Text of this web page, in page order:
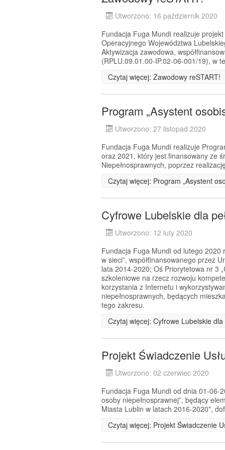
Utworzono: 16 październik 2020
Fundacja Fuga Mundi realizuje
Operacyjnego Województwa
Aktywizacja zawodowa,
(RPLU.09.01.00-IP.02-06-001/19), w
Czytaj więcej: Zawodowy reSTART!
Program „Asystent
Utworzono: 27 listopad 2020
Fundacja Fuga Mundi realizuje
oraz 2021, który jest finansowany ze
Niepełnosprawnych, poprzez
Czytaj więcej: Program „Asystent
Cyfrowe Lubelskie dla
Utworzono: 12 luty 2020
Fundacja Fuga Mundi od lutego 2020
w sieci”, współfinansowanego przez
lata 2014-2020; Oś Priorytetowa nr 3
szkoleniowe na rzecz rozwoju
korzystania z Internetu i
niepełnosprawnych, będących
tego zakresu.
Czytaj więcej: Cyfrowe Lubelskie
Projekt Świadczenie
Utworzono: 02 czerwiec 2020
Fundacja Fuga Mundi od dnia 01-06-
osoby niepełnosprawnej”, będący
Miasta Lublin w latach 2016-2020",
Czytaj więcej: Projekt Świadczenie